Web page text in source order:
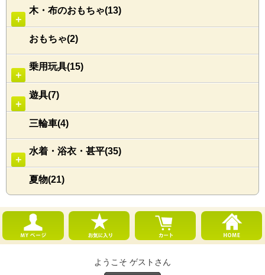
＋
木・布のおもちゃ(13)
おもちゃ(2)
＋
乗用玩具(15)
＋
遊具(7)
三輪車(4)
＋
水着・浴衣・甚平(35)
夏物(21)
ようこそ ゲストさん